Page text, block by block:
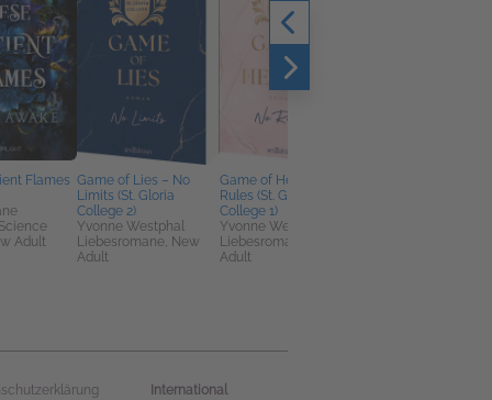
Flames
Adult
Game of Lies – No
Limits (St. Gloria
College 2)
Yvonne Westphal
Liebesromane, New
Adult
Game of Hearts – No
Rules (St. Gloria
College 1)
Yvonne Westphal
Liebesromane, New
Adult
International